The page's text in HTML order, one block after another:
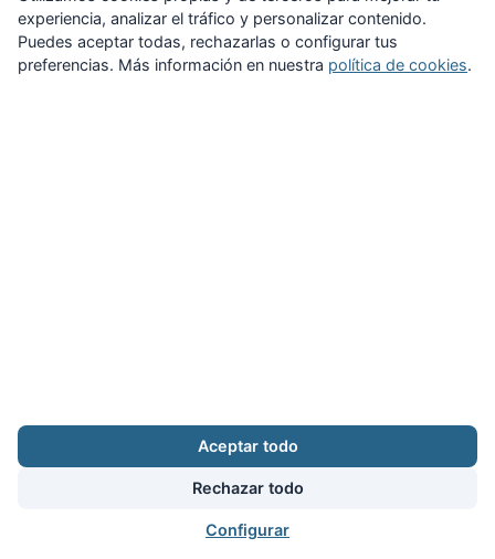
Aviso legal · Cookies · Configurar cookies · Privacidad · Contacto
Calle Puerto Rico, 29 local C · 28016 Madrid
augc@augc.org
91 362 45 86
Facebook
experiencia, analizar el tráfico y personalizar contenido.
Puedes aceptar todas, rechazarlas o configurar tus
preferencias. Más información en nuestra política de cookies.
Aceptar todo
Rechazar todo
Configurar